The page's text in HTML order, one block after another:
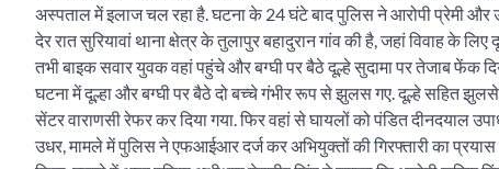
अस्पताल में इलाज चल रहा है. घटना के 24 घंटे बाद पुलिस ने आरोपी प्रेमी
देर रात सुरियावां थाना क्षेत्र के तुलापुर बहादुरान गांव की है, जहां विवाह के
तभी बाइक सवार युवक वहां पहुंचे और बग्घी पर बैठे दूल्हे सुदामा पर तेजाब फेंक
घटना में दूल्हा और बग्घी पर बैठे दो बच्चे गंभीर रूप से झुलस गए. दूल्हे सहित
सेंटर वाराणसी रेफर कर दिया गया. फिर वहां से घायलों को पंडित दीनदयाल
उधर, मामले में पुलिस ने एफआईआर दर्ज कर अभियुक्तों की गिरफ्तारी का